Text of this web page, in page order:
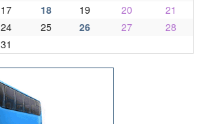
17 18 19 20
21
24 25 26 27
28
31